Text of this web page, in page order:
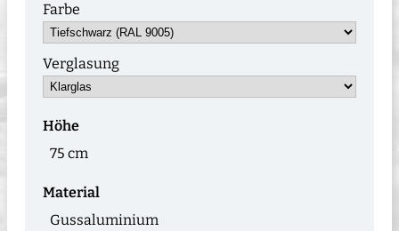
Farbe
Verglasung
Höhe
75 cm
Material
Gussaluminium